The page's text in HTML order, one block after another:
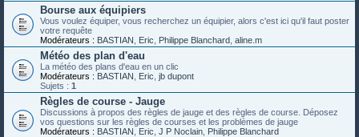
Bourse aux équipiers
Vous voulez équiper, vous recherchez un équipier, alors c'est ici qu'il faut poster
votre requête
Modérateurs : BASTIAN Eric Philippe Blanchard aline.m
Météo des plan d'eau
La météo des plans d'eau en un clic
Modérateurs : BASTIAN Eric jb dupont
Sujets : 1
Règles de course - Jauge
Discussions à propos des règles de jauge et des règles de course. Déposez
vos questions sur les règles de courses et les problèmes de jauge
Modérateurs : BASTIAN Eric J P Noclain Philippe Blanchard